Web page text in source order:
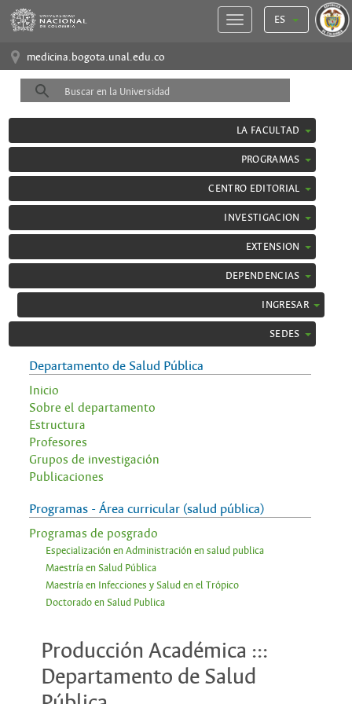
ES
medicina.bogota.unal.edu.co
LA FACULTAD
PROGRAMAS
CENTRO EDITORIAL
INVESTIGACION
EXTENSION
DEPENDENCIAS
INGRESAR
SEDES
Departamento de Salud Pública
Inicio
Sobre el departamento
Estructura
Profesores
Grupos de investigación
Publicaciones
Programas - Área curricular (salud pública)
Programas de posgrado
Especialización en Administración en salud publica
Maestría en Salud Pública
Maestría en Infecciones y Salud en el Trópico
Doctorado en Salud Publica
Producción Académica :::
Departamento de Salud